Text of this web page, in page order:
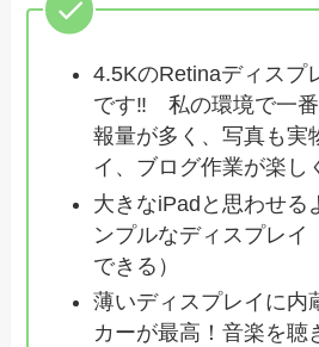
4.5KのRetinaディスプ
です‼ 私の環境で一
報量が多く、写真も実
イ、ブログ作業が楽し
大きなiPadと思わせる
ンプルなディスプレイ
できる）
薄いディスプレイに内
カーが最高！音楽を聴